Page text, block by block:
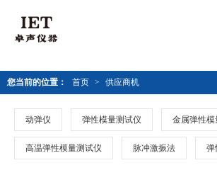
您当前的位置： 首页 > 供应商机
动弹仪 弹性模量测试仪 金属弹性模
高温弹性模量测试仪 脉冲激振法 弹